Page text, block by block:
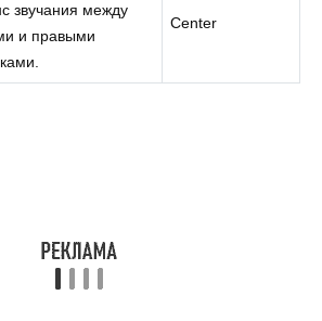
звучания между
и правыми
Center